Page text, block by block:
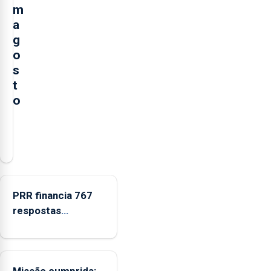
m
a
g
o
s
t
o
Municipal
Grande
está
PRR financia 767
respostas
Açores com